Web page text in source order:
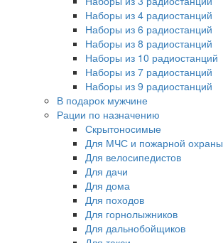
Наборы из 4 радиостанций
Наборы из 6 радиостанций
Наборы из 8 радиостанций
Наборы из 10 радиостанций
Наборы из 7 радиостанций
Наборы из 9 радиостанций
В подарок мужчине
Рации по назначению
Скрытоносимые
Для МЧС и пожарной охраны
Для велосипедистов
Для дачи
Для дома
Для походов
Для горнолыжников
Для дальнобойщиков